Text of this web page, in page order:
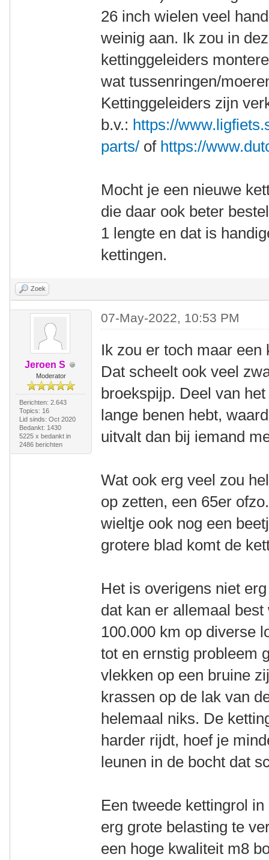
26 inch wielen veel
weinig aan. Ik zou in
kettinggeleiders
wat tussenringen/
Kettinggeleiders zijn
b.v.: https://
parts/ of https://
Mocht je een nieuwe
die daar ook beter
1 lengte en dat is
kettingen.
Zoek
Jeroen S
Moderator
Berichten: 2.643
Topics: 16
Lid sinds: Oct 2020
Bedankt: 1430
5225 x bedankt in
2486 berichten
07-May-2022, 10:53 PM
Ik zou er toch maar
Dat scheelt ook veel
broekspijp. Deel van
lange benen hebt,
uitvalt dan bij iemand
Wat ook erg veel zou
op zetten, een 65er
wieltje ook nog een
grotere blad komt de
Het is overigens niet
dat kan er allemaal
100.000 km op diverse
tot en ernstig probleem
vlekken op een bruine
krassen op de lak van
helemaal niks. De
harder rijdt, hoef je
leunen in de bocht dat
Een tweede kettingrol
erg grote belasting te
een hoge kwaliteit m8